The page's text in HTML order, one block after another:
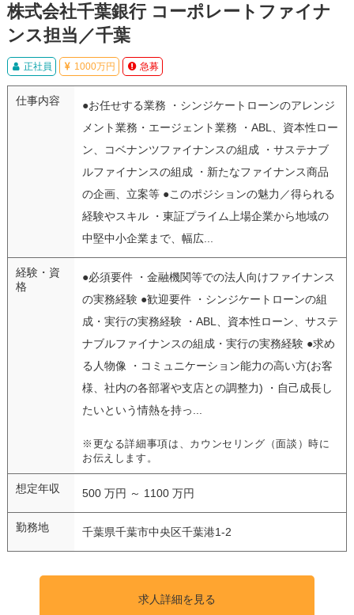
株式会社千葉銀行 コーポレートファイナ
ンス担当／千葉
正社員 1000万円 急募
仕事内容
●お任せする業務 ・シンジケートローンのアレンジ
メント業務・エージェント業務 ・ABL、資本性ロー
ン、コベナンツファイナンスの組成 ・サステナブ
ルファイナンスの組成 ・新たなファイナンス商品
の企画、立案等 ●このポジションの魅力／得られる
経験やスキル ・東証プライム上場企業から地域の
中堅中小企業まで、幅広...
経験・資
格
●必須要件 ・金融機関等での法人向けファイナンス
の実務経験 ●歓迎要件 ・シンジケートローンの組
成・実行の実務経験 ・ABL、資本性ローン、サステ
ナブルファイナンスの組成・実行の実務経験 ●求め
る人物像 ・コミュニケーション能力の高い方(お客
様、社内の各部署や支店との調整力) ・自己成長し
たいという情熱を持っ...
※更なる詳細事項は、カウンセリング（面談）時に
お伝えします。
想定年収 500 万円 ～ 1100 万円
勤務地 千葉県千葉市中央区千葉港1-2
求人詳細を見る